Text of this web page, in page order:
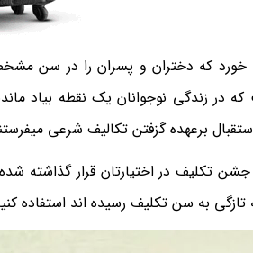
که دختران و پسران را در سن
در زندگی نوجوانان یک نقطه بیاد
برعهده گزفتن تکالیف شرعی
تکلیف در اختیارتان قرار گذاشته
به سن تکلیف رسیده اند استفاده